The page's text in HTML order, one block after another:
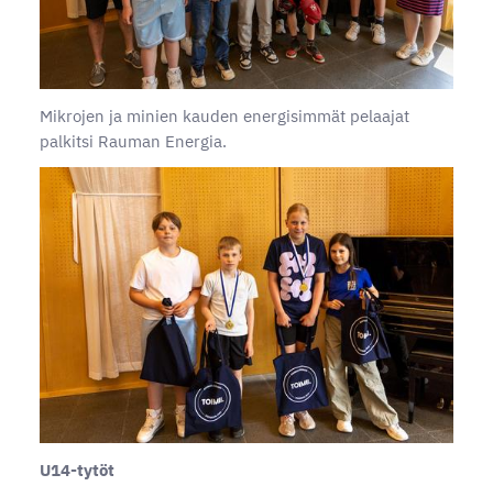
Mikrojen ja minien kauden energisimmät pelaajat
palkitsi Rauman Energia.
U14-tytöt